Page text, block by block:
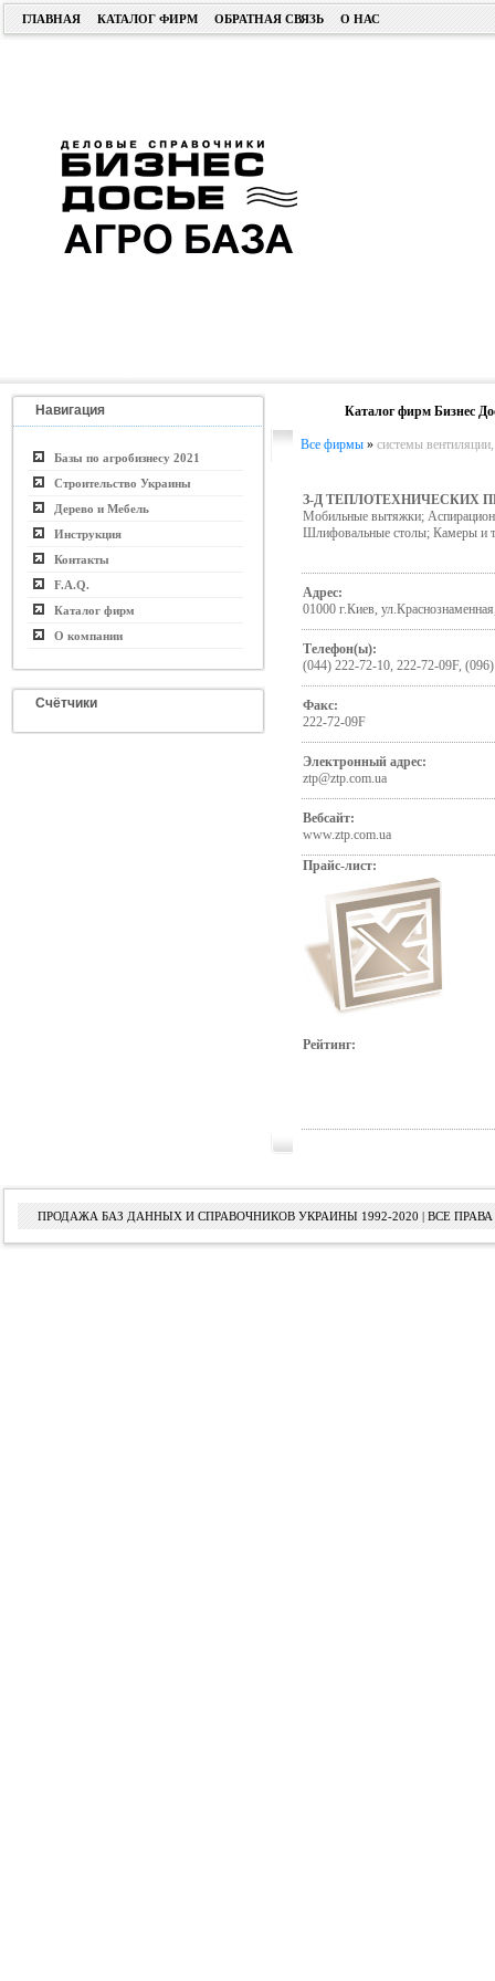
ГЛАВНАЯ КАТАЛОГ ФИРМ ОБРАТНАЯ СВЯЗЬ О НАС
Навигация
Базы по агробизнесу 2021
Строительство Украины
Дерево и Мебель
Инструкция
Контакты
F.A.Q.
Каталог фирм
О компании
Счётчики
Каталог фирм Бизнес
Все фирмы » системы
З-Д ТЕПЛОТЕХНИЧЕСКИХ
Мобильные вытяжки;
Шлифовальные столы; Камеры и
Адрес:
01000 г.Киев,
Телефон(ы):
(044) 222-72-10, 222-72-09F,
Факс:
222-72-09F
Электронный адрес:
ztp@ztp.com.ua
Вебсайт:
www.ztp.com.ua
Прайс-лист:
Рейтинг:
ПРОДАЖА БАЗ ДАННЫХ И СПРАВОЧНИКОВ УКРАИНЫ 1992-2020 | ВСЕ